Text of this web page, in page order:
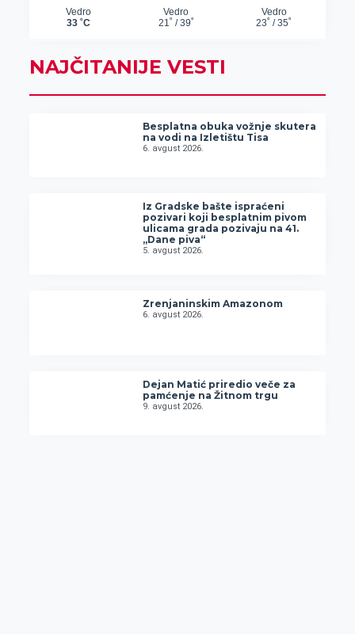
NAJČITANIJE VESTI
Besplatna obuka vožnje skutera
na vodi na Izletištu Tisa
6. avgust 2026.
Iz Gradske bašte ispraćeni
pozivari koji besplatnim pivom
ulicama grada pozivaju na 41.
„Dane piva“
5. avgust 2026.
Zrenjaninskim Amazonom
6. avgust 2026.
Dejan Matić priredio veče za
pamćenje na Žitnom trgu
9. avgust 2026.